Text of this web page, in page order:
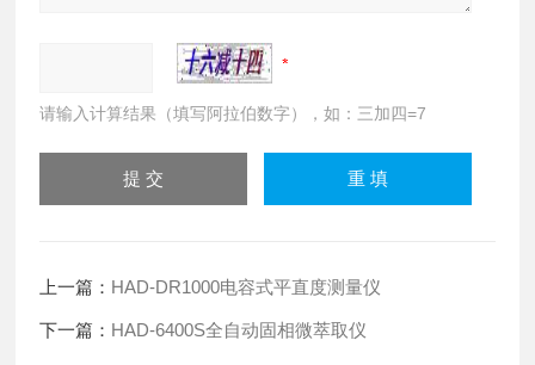
请输入计算结果（填写阿拉伯数字），如：三加四=7
上一篇： HAD-DR1000电容式平直度测量仪
下一篇： HAD-6400S全自动固相微萃取仪